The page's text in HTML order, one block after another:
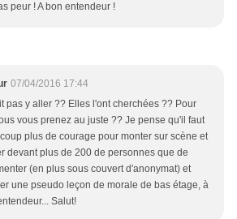
peur ! A bon entendeur !
07/04/2016 17:44
pas y aller ?? Elles l'ont cherchées ?? Pour
vous prenez au juste ?? Je pense qu'il faut
plus de courage pour monter sur scène et
devant plus de 200 de personnes que de
(en plus sous couvert d'anonymat) et
une pseudo leçon de morale de bas étage, à
Salut!